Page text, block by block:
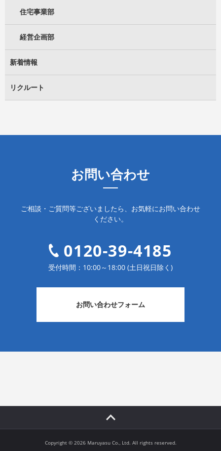
住宅事業部
経営企画部
新着情報
リクルート
お問い合わせ
ご相談・ご質問等ございましたら、お気軽にお問い合わせ
ください。
0120-39-4185
受付時間：10:00～18:00 (土日祝日除く)
お問い合わせフォーム
Copyright © 2026 Maruyasu Co., Ltd. All rights reserved.